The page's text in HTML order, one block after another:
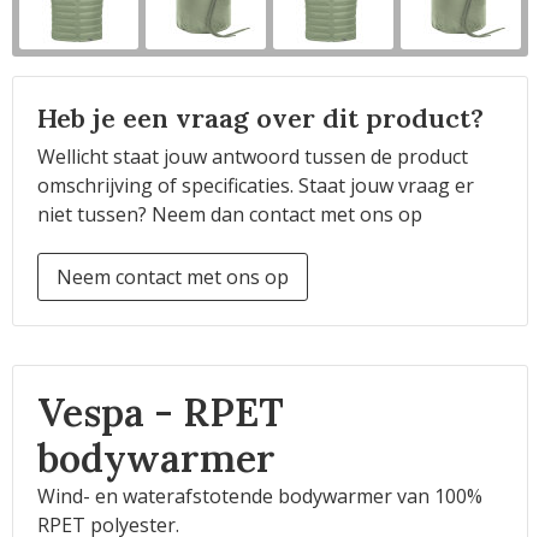
Heb je een vraag over dit product?
Wellicht staat jouw antwoord tussen de product
omschrijving of specificaties. Staat jouw vraag er
niet tussen? Neem dan contact met ons op
Neem contact met ons op
Vespa - RPET
bodywarmer
Wind- en waterafstotende bodywarmer van 100%
RPET polyester.